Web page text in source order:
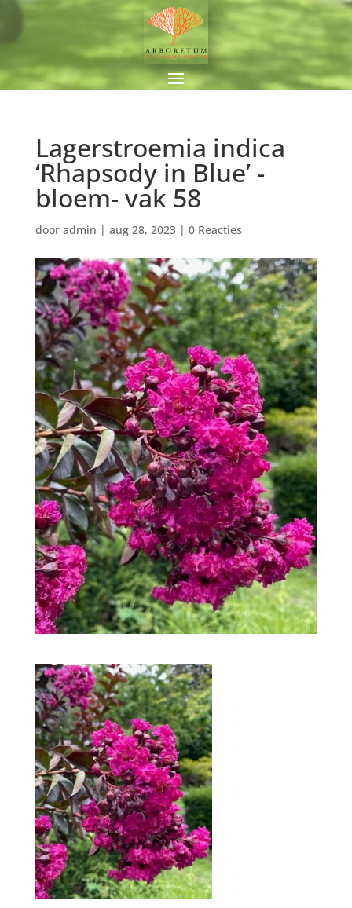
Lagerstroemia indica
‘Rhapsody in Blue’ -
bloem- vak 58
door admin | aug 28, 2023| 0 Reacties